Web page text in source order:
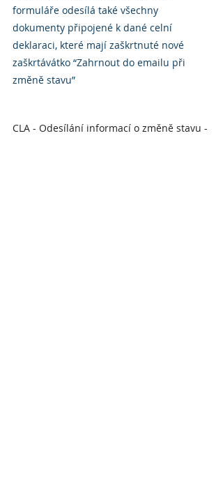
formuláře odesílá také všechny
dokumenty připojené k dané celní
deklaraci, které mají zaškrtnuté nové
zaškrtávátko “Zahrnout do emailu při
změně stavu”
CLA - Odesílání informací o změně stavu -